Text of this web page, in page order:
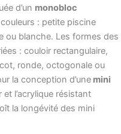
d’un monobloc
: petite piscine
ou blanche. Les formes des
: couloir rectangulaire,
ronde, octogonale ou
la conception d’une mini
et l’acrylique résistant
la longévité des mini